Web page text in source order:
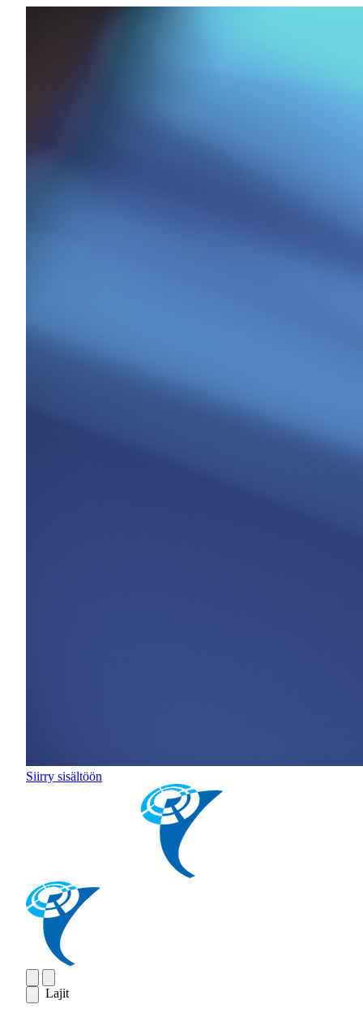
Siirry sisältöön
Lajit